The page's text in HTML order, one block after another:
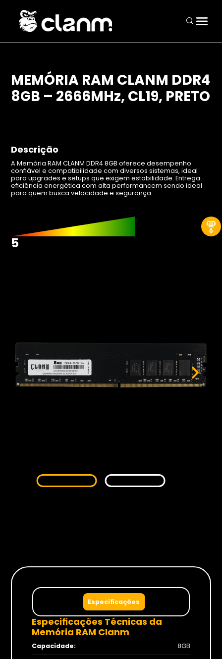
Periféricos
Headsets
Mousepads
Combos
Water Coolers
SSDs
Cadeiras
Seja Revenda
MEMÓRIA RAM CLANM DDR4
8GB – 2666MHz, CL19, PRETO
Descrição
A Memória RAM CLANM DDR4 8GB oferece desempenho
confiável e compatibilidade com diversos sistemas, ideal
para upgrades e setups que exigem estabilidade. Entrega
eficiência energética com alta performancem sendo ideal
para quem busca velocidade e segurança.
5
Especificações
Especificações Técnicas da
Memória RAM Clanm
Capacidade: 8GB